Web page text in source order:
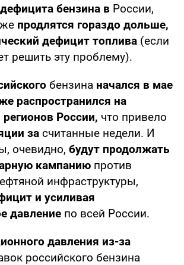
бензина в России,
продлятся гораздо дольше,
дефицит топлива (если
решить эту проблему).
бензина начался в мае
распространился на
России, что привело
за считанные недели. И
очевидно, будут продолжать
кампанию против
инфраструктуры,
и усиливая
давление по всей России.
давления из-за
российского бензина